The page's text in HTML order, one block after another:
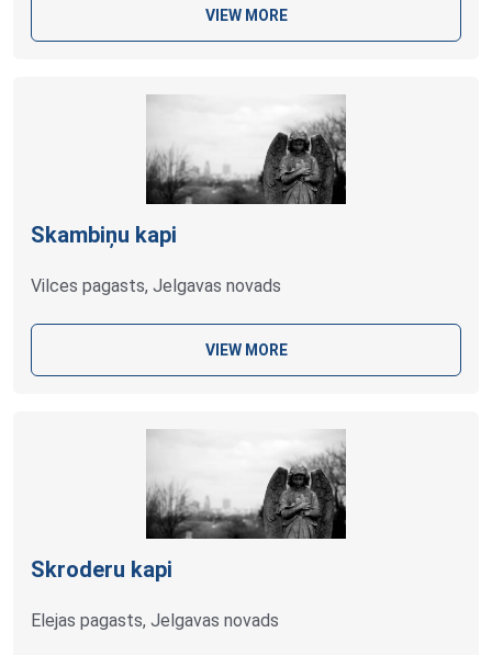
VIEW MORE
Skambiņu kapi
Vilces pagasts, Jelgavas novads
VIEW MORE
Skroderu kapi
Elejas pagasts, Jelgavas novads